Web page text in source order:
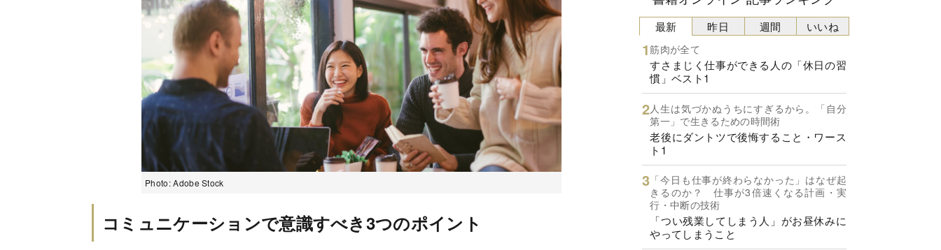
Photo: Adobe Stock
コミュニケーションで意識すべき3つのポイント
最新
筋肉が全て
すさまじく仕事ができる人の「休日の習
慣」ベスト1
人生は気づかぬうちにすぎるから。「自分
第一」で生きるための時間術
老後にダントツで後悔すること・ワース
ト1
「今日も仕事が終わらなかった」はなぜ起
きるのか？ 仕事が3倍速くなる計画・実
行・中断の技術
「つい残業してしまう人」がお昼休みに
やってしまうこと
昨日 週間 いいね